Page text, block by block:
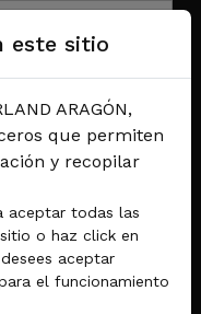
padre!
este sitio
ARAGÓN,
que permiten
y recopilar
aceptar todas las
o haz click en
aceptar
el funcionamiento